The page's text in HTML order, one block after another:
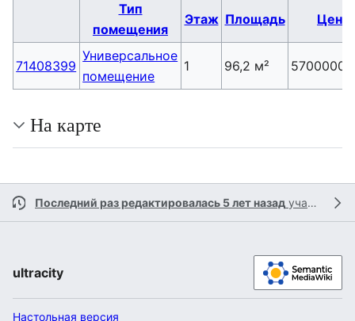
Тип
помещения
Этаж Площадь Цена
71408399
Универсальное
помещение
1 96,2 м² 5700000
На карте
Последний раз редактировалась 5 лет назад участником
ultracity
Настольная версия